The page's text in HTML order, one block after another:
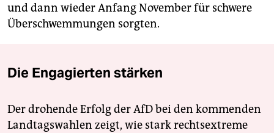
und dann wieder Anfang November für schwere
Überschwemmungen sorgten.
Die Engagierten stärken
Der drohende Erfolg der AfD bei den kommenden
Landtagswahlen zeigt, wie stark rechtsextreme